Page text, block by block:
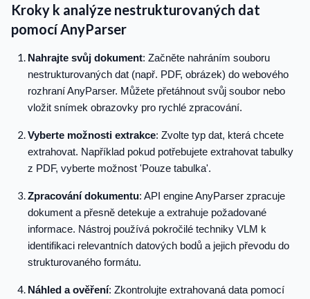
Kroky k analýze nestrukturovaných dat
pomocí AnyParser
Nahrajte svůj dokument: Začněte nahráním souboru
nestrukturovaných dat (např. PDF, obrázek) do webového
rozhraní AnyParser. Můžete přetáhnout svůj soubor nebo
vložit snímek obrazovky pro rychlé zpracování.
Vyberte možnosti extrakce: Zvolte typ dat, která chcete
extrahovat. Například pokud potřebujete extrahovat tabulky
z PDF, vyberte možnost 'Pouze tabulka'.
Zpracování dokumentu: API engine AnyParser zpracuje
dokument a přesně detekuje a extrahuje požadované
informace. Nástroj používá pokročilé techniky VLM k
identifikaci relevantních datových bodů a jejich převodu do
strukturovaného formátu.
Náhled a ověření: Zkontrolujte extrahovaná data pomocí